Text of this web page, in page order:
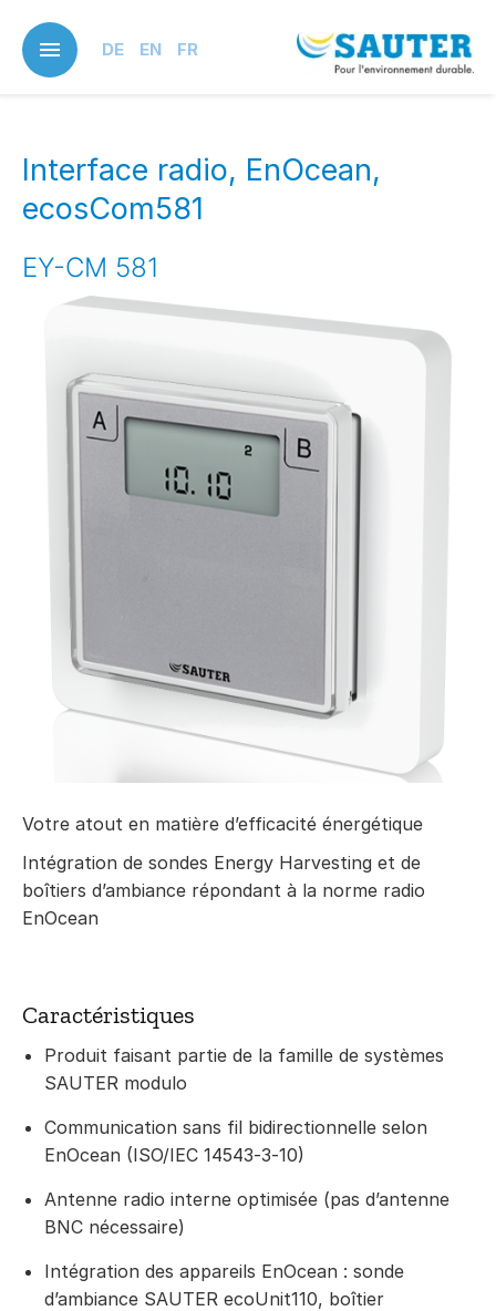
main
content
DE EN FR
Interface radio, EnOcean,
ecosCom581
EY-CM 581
Votre atout en matière d’efficacité énergétique
Intégration de sondes Energy Harvesting et de
boîtiers d’ambiance répondant à la norme radio
EnOcean
Caractéristiques
Produit faisant partie de la famille de systèmes
SAUTER modulo
Communication sans fil bidirectionnelle selon
EnOcean (ISO/IEC 14543‑3‑10)
Antenne radio interne optimisée (pas d’antenne
BNC nécessaire)
Intégration des appareils EnOcean : sonde
d’ambiance SAUTER ecoUnit110, boîtier